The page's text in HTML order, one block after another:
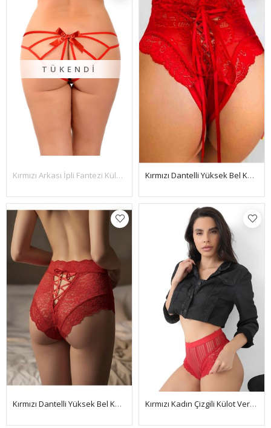
TÜKENDI
Kırmızı Arkası İpli Fantezi Külot Rita - K1004 Kırmızı Dantelli Yüksek Bel Külot Hera - K1001
Kırmızı Dantelli Yüksek Bel Külot Venüs-K1011 Kırmızı Kadın Çizgili Külot Veronica-K1009